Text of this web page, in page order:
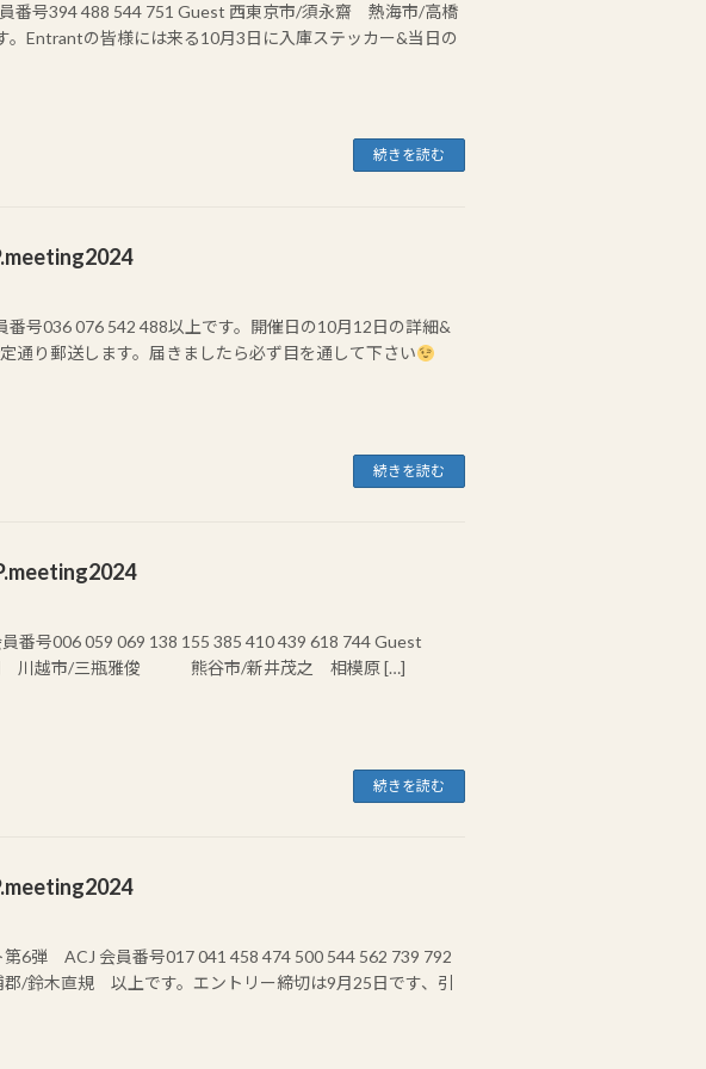
番号394 488 544 751 Guest 西東京市/須永齋 熱海市/高橋
Entrantの皆様には来る10月3日に入庫ステッカー&当日の
続きを読む
号036 076 542 488以上です。開催日の10月12日の詳細&
通り郵送します。届きましたら必ず目を通して下さい
続きを読む
番号006 059 069 138 155 385 410 439 618 744 Guest
司 川越市/三瓶雅俊 熊谷市/新井茂之 相模原 […]
続きを読む
6弾 ACJ 会員番号017 041 458 474 500 544 562 739 792
/鈴木直規 以上です。エントリー締切は9月25日です、引